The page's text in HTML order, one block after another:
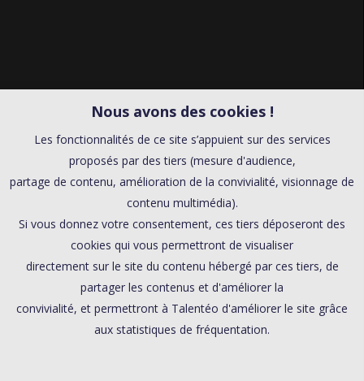
Nous avons des cookies !
Les fonctionnalités de ce site s’appuient sur des services
proposés par des tiers (mesure d'audience,
partage de contenu, amélioration de la convivialité, visionnage de
contenu multimédia).
Si vous donnez votre consentement, ces tiers déposeront des
cookies qui vous permettront de visualiser
directement sur le site du contenu hébergé par ces tiers, de
partager les contenus et d'améliorer la
convivialité, et permettront à Talentéo d'améliorer le site grâce
aux statistiques de fréquentation.